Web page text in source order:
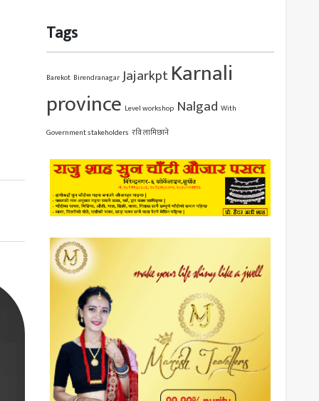
Tags
Barekot Birendranagar JajarkptKarnali
province Level workshop Nalgad With
Government stakeholders रवि लामिछाने